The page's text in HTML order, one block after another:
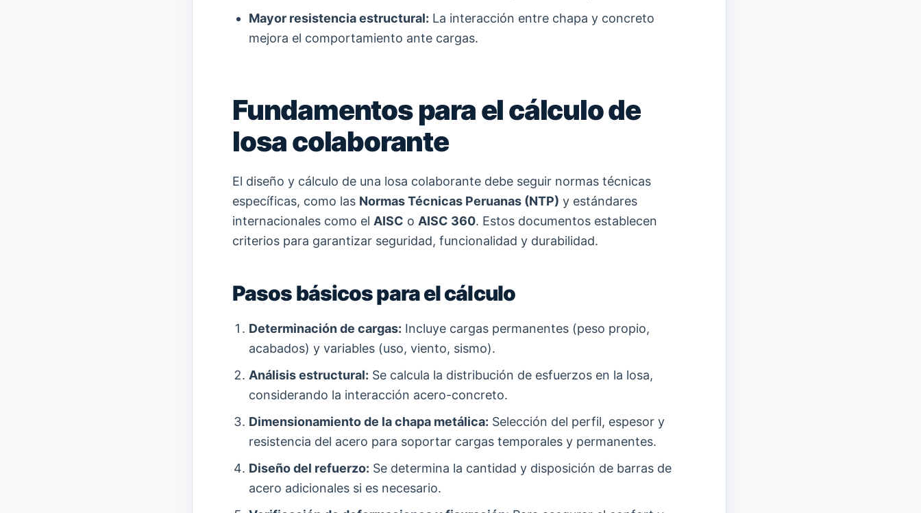
Mayor resistencia estructural: La interacción entre chapa y concreto
mejora el comportamiento ante cargas.
Fundamentos para el cálculo de
losa colaborante
El diseño y cálculo de una losa colaborante debe seguir normas técnicas
específicas, como las Normas Técnicas Peruanas (NTP) y estándares
internacionales como el AISC o AISC 360. Estos documentos establecen
criterios para garantizar seguridad, funcionalidad y durabilidad.
Pasos básicos para el cálculo
Determinación de cargas: Incluye cargas permanentes (peso propio,
acabados) y variables (uso, viento, sismo).
Análisis estructural: Se calcula la distribución de esfuerzos en la losa,
considerando la interacción acero-concreto.
Dimensionamiento de la chapa metálica: Selección del perfil, espesor y
resistencia del acero para soportar cargas temporales y permanentes.
Diseño del refuerzo: Se determina la cantidad y disposición de barras de
acero adicionales si es necesario.